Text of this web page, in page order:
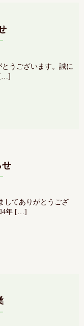
とうございます。誠に
[…]
せ
してありがとうござ
4年 […]